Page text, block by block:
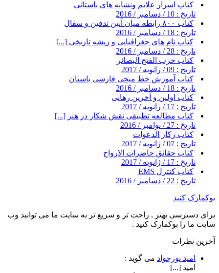
کتاب اسرار علایم ونشانه های باستانی
تاریخ : 10 / دسامبر / 2016
کتاب ۸۰۰ رابطه میان آیین تدفین و سفال
تاریخ : 18 / دسامبر / 2016
کتاب نام های جغرافیایی و ریشه تاریخی [...]
تاریخ : 28 / دسامبر / 2016
کتاب حزب الفتح البصائر
تاریخ : 09 / ژانویه / 2017
کتاب آموزش خط میخی فارسی باستان
تاریخ : 18 / دسامبر / 2016
کتاب اولین و آخرین رهایی
تاریخ : 17 / ژانویه / 2017
کتاب مطالعه تطبیقی نقش شکار در هنر [...]
تاریخ : 27 / نوامبر / 2016
کتاب رکاز الدعوات
تاریخ : 07 / ژانویه / 2017
کتاب حقائق حاضرات الارواح
تاریخ : 17 / ژانویه / 2017
کتاب کنترل EMS
تاریخ : 22 / دسامبر / 2016
بوکمارک کنید
برای دسترسی بهتر , راحت تر و سریع تر به سایت ما می توانید وب
سایت ما را بوکمارک کنید .
آخرین نظرات
امید پورجواد می گوید :
امید [...]